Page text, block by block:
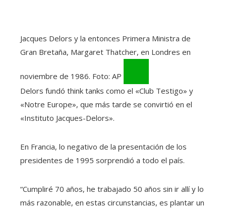
Jacques Delors y la entonces Primera Ministra de
Gran Bretaña, Margaret Thatcher, en Londres en
noviembre de 1986. Foto: AP
Delors fundó think tanks como el «Club Testigo» y
«Notre Europe», que más tarde se convirtió en el
«Instituto Jacques-Delors».
En Francia, lo negativo de la presentación de los
presidentes de 1995 sorprendió a todo el país.
“Cumpliré 70 años, he trabajado 50 años sin ir allí y lo
más razonable, en estas circunstancias, es plantar un